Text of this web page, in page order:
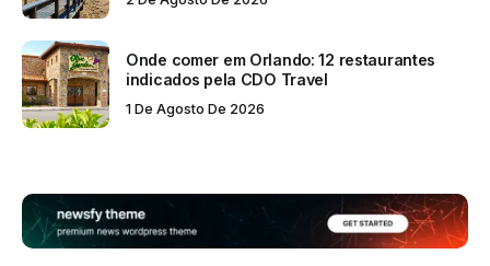
Onde comer em Orlando: 12 restaurantes
indicados pela CDO Travel
1 De Agosto De 2026